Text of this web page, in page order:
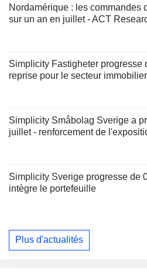
Nordamérique : les commandes
sur un an en juillet - ACT
Simplicity Fastigheter progresse
reprise pour le secteur immobilier
Simplicity Småbolag Sverige a
juillet - renforcement de
Simplicity Sverige progresse de
intègre le portefeuille
Plus d'actualités